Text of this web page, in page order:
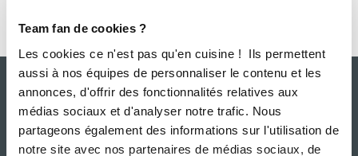
Team fan de cookies ?
Les cookies ce n'est pas qu'en cuisine ! Ils permettent
aussi à nos équipes de personnaliser le contenu et les
annonces, d'offrir des fonctionnalités relatives aux
médias sociaux et d'analyser notre trafic. Nous
partageons également des informations sur l'utilisation de
notre site avec nos partenaires de médias sociaux, de